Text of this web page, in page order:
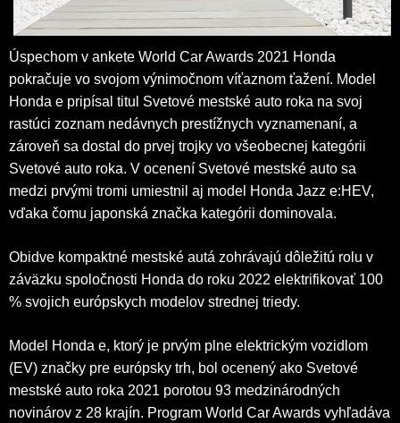
Úspechom v ankete World Car Awards 2021 Honda
pokračuje vo svojom výnimočnom víťaznom ťažení. Model
Honda e pripísal titul Svetové mestské auto roka na svoj
rastúci zoznam nedávnych prestížnych vyznamenaní, a
zároveň sa dostal do prvej trojky vo všeobecnej kategórii
Svetové auto roka. V ocenení Svetové mestské auto sa
medzi prvými tromi umiestnil aj model Honda Jazz e:HEV,
vďaka čomu japonská značka kategórii dominovala.
Obidve kompaktné mestské autá zohrávajú dôležitú rolu v
záväzku spoločnosti Honda do roku 2022 elektrifikovať 100
% svojich európskych modelov strednej triedy.
Model Honda e, ktorý je prvým plne elektrickým vozidlom
(EV) značky pre európsky trh, bol ocenený ako Svetové
mestské auto roka 2021 porotou 93 medzinárodných
novinárov z 28 krajín. Program World Car Awards vyhľadáva